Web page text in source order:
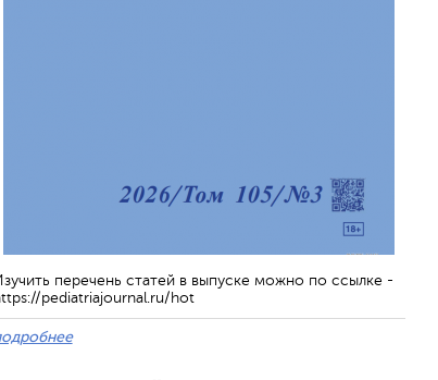
перечень статей в выпуске можно по ссылке -
pediatriajournal.ru/hot